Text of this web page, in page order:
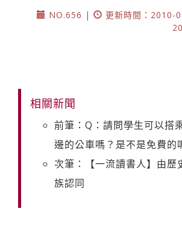
NO.656 |
更新時間：2010-
相關新聞
前筆：Q：請問學生可以搭
邊的公車嗎？是不是免費的
次筆：【一流讀書人】由歷
族認同